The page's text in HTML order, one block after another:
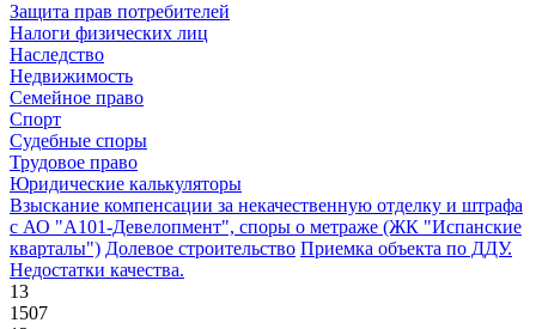
Защита прав потребителей
Налоги физических лиц
Наследство
Недвижимость
Семейное право
Спорт
Судебные споры
Трудовое право
Юридические калькуляторы
Взыскание компенсации за некачественную отделку и штрафа
с АО "А101-Девелопмент", споры о метраже (ЖК "Испанские
кварталы") Долевое строительство Приемка объекта по ДДУ.
Недостатки качества.
13
1507